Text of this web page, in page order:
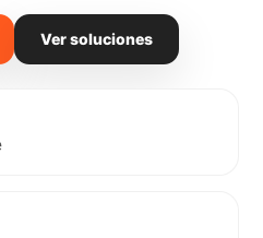
Ver soluciones